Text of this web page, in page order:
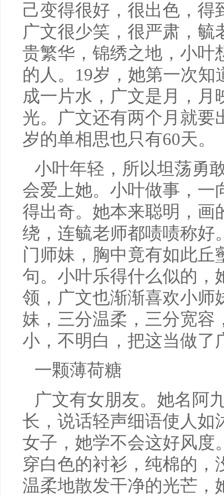
己变得很好，很出色，得
广文很少笑，很严肃，毓
贵繁华，锦绣之地，小叶
的人。19岁，她第一次
成一片水，广文是月，月
光。广文还有两个月就要
岁的单相思也只有60天。
小叶年轻，所以坦荡勇
会爱上她。小叶做事，一
得出奇。她本来聪明，画
绕，连毓老师都啧啧称好
门师妹，胸中竟有如此丘
句。小叶乐得什么似的，
领，广文也渐渐喜欢小师
妹，三分温柔，三分宽容
小，不明白，把这当做了
一颗薄荷糖
广文有女朋友。她名阿
长，说话轻声细语使人如
女子，她学不会这好风度
穿白色的衬衫，纯棉的，
温柔地散发干净的光芒，